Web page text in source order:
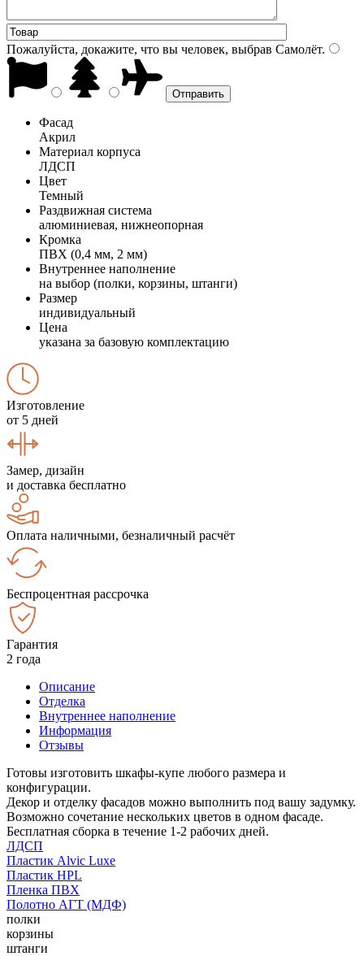
Пожалуйста, докажите, что вы человек, выбрав Самолёт.
Фасад
Акрил
Материал корпуса
ЛДСП
Цвет
Темный
Раздвижная система
алюминиевая, нижнеопорная
Кромка
ПВХ (0,4 мм, 2 мм)
Внутреннее наполнение
на выбор (полки, корзины, штанги)
Размер
индивидуальный
Цена
указана за базовую комплектацию
Изготовление
от 5 дней
Замер, дизайн
и доставка бесплатно
Оплата наличными, безналичный расчёт
Беспроцентная рассрочка
Гарантия
2 года
Описание
Отделка
Внутреннее наполнение
Информация
Отзывы
Готовы изготовить шкафы-купе любого размера и
конфигурации.
Декор и отделку фасадов можно выполнить под вашу задумку.
Возможно сочетание нескольких цветов в одном фасаде.
Бесплатная сборка в течение 1-2 рабочих дней.
ЛДСП
Пластик Alvic Luxe
Пластик HPL
Пленка ПВХ
Полотно АГТ (МДФ)
полки
корзины
штанги